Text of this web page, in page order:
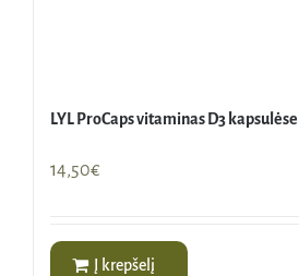
LYL ProCaps vitaminas D3
14,50€
Į krepšelį